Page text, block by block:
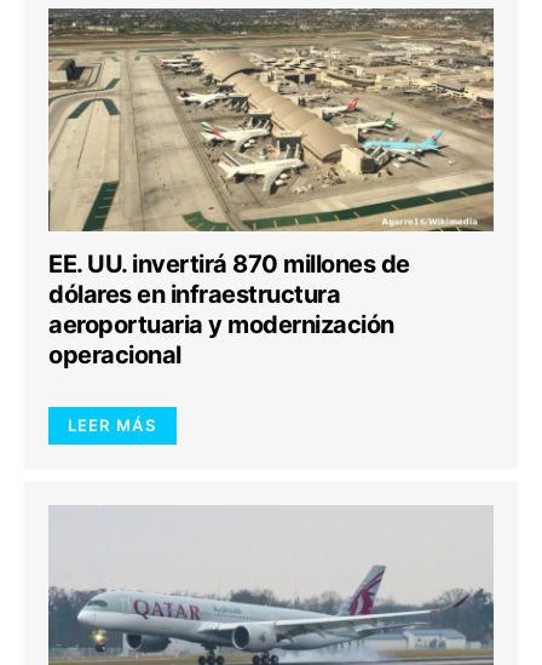
EE. UU. invertirá 870 millones de
dólares en infraestructura
aeroportuaria y modernización
operacional
LEER MÁS